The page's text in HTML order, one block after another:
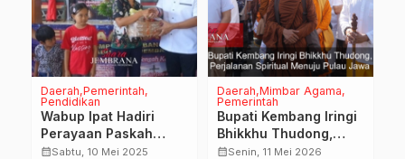
Daerah Pemerintah
Pendidikan
Wabup Ipat Hadiri
Perayaan Paskah
PWKI Kabupaten
calendar_monthSabtu, 10 Mei 2025
Daerah Mimbar Agama
Pemerintah
Bupati Kembang Iringi
Bhikkhu Thudong,
Perjalanan Spiritual
calendar_monthSenin, 11 Mei 2026